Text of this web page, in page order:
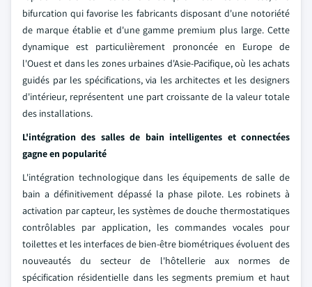
bifurcation qui favorise les fabricants disposant d'une notoriété
de marque établie et d'une gamme premium plus large. Cette
dynamique est particulièrement prononcée en Europe de
l'Ouest et dans les zones urbaines d'Asie-Pacifique, où les achats
guidés par les spécifications, via les architectes et les designers
d'intérieur, représentent une part croissante de la valeur totale
des installations.
L'intégration des salles de bain intelligentes et connectées
gagne en popularité
L'intégration technologique dans les équipements de salle de
bain a définitivement dépassé la phase pilote. Les robinets à
activation par capteur, les systèmes de douche thermostatiques
contrôlables par application, les commandes vocales pour
toilettes et les interfaces de bien-être biométriques évoluent des
nouveautés du secteur de l'hôtellerie aux normes de
spécification résidentielle dans les segments premium et haut